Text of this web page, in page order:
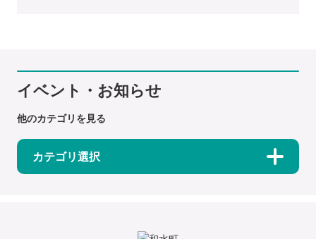
イベント・お知らせ
他のカテゴリを見る
カテゴリ選択